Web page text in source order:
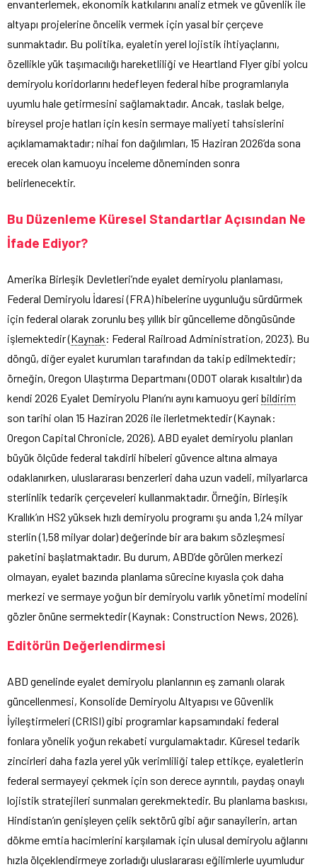
envanterlemek, ekonomik katkılarını analiz etmek ve güvenlik ile
altyapı projelerine öncelik vermek için yasal bir çerçeve
sunmaktadır. Bu politika, eyaletin yerel lojistik ihtiyaçlarını,
özellikle yük taşımacılığı hareketliliği ve Heartland Flyer gibi yolcu
demiryolu koridorlarını hedefleyen federal hibe programlarıyla
uyumlu hale getirmesini sağlamaktadır. Ancak, taslak belge,
bireysel proje hatları için kesin sermaye maliyeti tahsislerini
açıklamamaktadır; nihai fon dağılımları, 15 Haziran 2026’da sona
erecek olan kamuoyu inceleme döneminden sonra
belirlenecektir.
Bu Düzenleme Küresel Standartlar Açısından Ne
İfade Ediyor?
Amerika Birleşik Devletleri’nde eyalet demiryolu planlaması,
Federal Demiryolu İdaresi (FRA) hibelerine uygunluğu sürdürmek
için federal olarak zorunlu beş yıllık bir güncelleme döngüsünde
işlemektedir (Kaynak: Federal Railroad Administration, 2023). Bu
döngü, diğer eyalet kurumları tarafından da takip edilmektedir;
örneğin, Oregon Ulaştırma Departmanı (ODOT olarak kısaltılır) da
kendi 2026 Eyalet Demiryolu Planı’nı aynı kamuoyu geri bildirim
son tarihi olan 15 Haziran 2026 ile ilerletmektedir (Kaynak:
Oregon Capital Chronicle, 2026). ABD eyalet demiryolu planları
büyük ölçüde federal takdirli hibeleri güvence altına almaya
odaklanırken, uluslararası benzerleri daha uzun vadeli, milyarlarca
sterlinlik tedarik çerçeveleri kullanmaktadır. Örneğin, Birleşik
Krallık’ın HS2 yüksek hızlı demiryolu programı şu anda 1,24 milyar
sterlin (1,58 milyar dolar) değerinde bir ara bakım sözleşmesi
paketini başlatmaktadır. Bu durum, ABD’de görülen merkezi
olmayan, eyalet bazında planlama sürecine kıyasla çok daha
merkezi ve sermaye yoğun bir demiryolu varlık yönetimi modelini
gözler önüne sermektedir (Kaynak: Construction News, 2026).
Editörün Değerlendirmesi
ABD genelinde eyalet demiryolu planlarının eş zamanlı olarak
güncellenmesi, Konsolide Demiryolu Altyapısı ve Güvenlik
İyileştirmeleri (CRISI) gibi programlar kapsamındaki federal
fonlara yönelik yoğun rekabeti vurgulamaktadır. Küresel tedarik
zincirleri daha fazla yerel yük verimliliği talep ettikçe, eyaletlerin
federal sermayeyi çekmek için son derece ayrıntılı, paydaş onaylı
lojistik stratejileri sunmaları gerekmektedir. Bu planlama baskısı,
Hindistan’ın genişleyen çelik sektörü gibi ağır sanayilerin, artan
dökme emtia hacimlerini karşılamak için ulusal demiryolu ağlarını
hızla ölçeklendirmeye zorladığı uluslararası eğilimlerle uyumludur